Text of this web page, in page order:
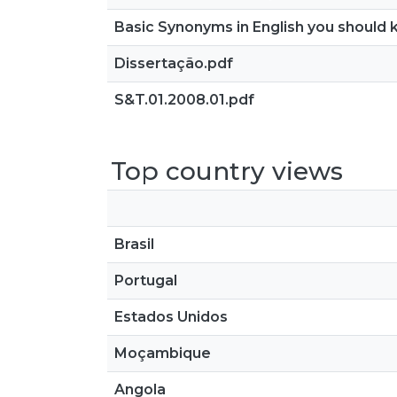
Basic Synonyms in English you should
Dissertação.pdf
S&T.01.2008.01.pdf
Top country views
Brasil
Portugal
Estados Unidos
Moçambique
Angola